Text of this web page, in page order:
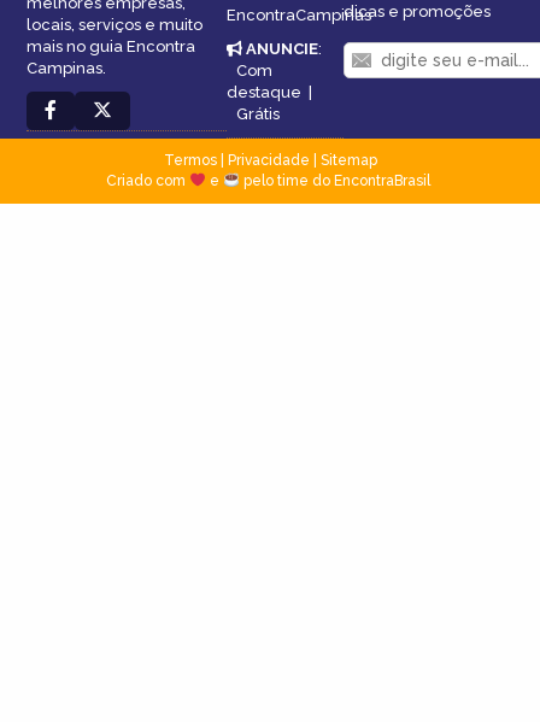
locais, serviços e muito
mais no guia Encontra
Campinas.
EncontraCampinas
ANUNCIE:
Com
destaque
Grátis
dicas e promoções
Termos| Privacidade
Sitemap
Criado com
e pelo time do EncontraBrasil